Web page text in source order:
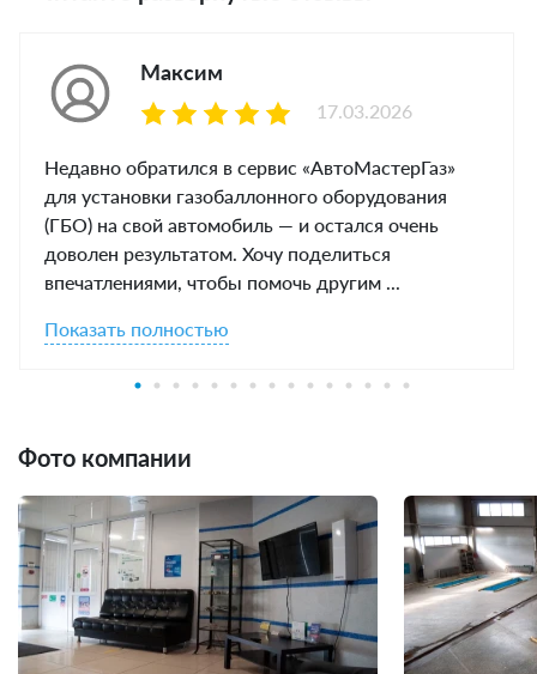
Максим
Недавно обратился в сервис «АвтоМастерГаз»
для установки газобаллонного оборудования
(ГБО) на свой автомобиль — и остался очень
доволен результатом. Хочу поделиться
впечатлениями, чтобы помочь другим ...
Показать полностью
17.03.2026
Фото компании